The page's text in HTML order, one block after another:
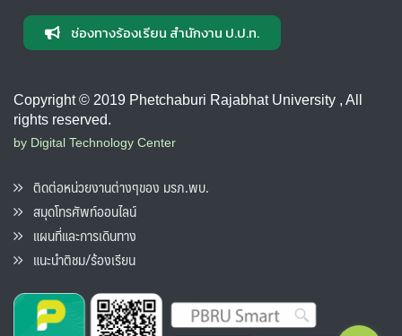
ช่องทางร้องเรียน สำนักงาน ป.ป.ท.
Copyright © 2019 Phetchaburi Rajabhat University , All
rights reserved.
by Digital Technology Center
ติดต่อหน่วยงานต่างๆของ มรภ.พบ.
สมุดโทรศัพท์ออนไลน์
แผนที่และการเดินทาง
แนะนำติชม/ร้องเรียน